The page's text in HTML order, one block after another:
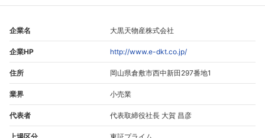
企業名 大黒天物産株式会社
企業HP http://www.e-dkt.co.jp/
住所 岡山県倉敷市西中新田297番地1
業界 小売業
代表者 代表取締役社長 大賀 昌彦